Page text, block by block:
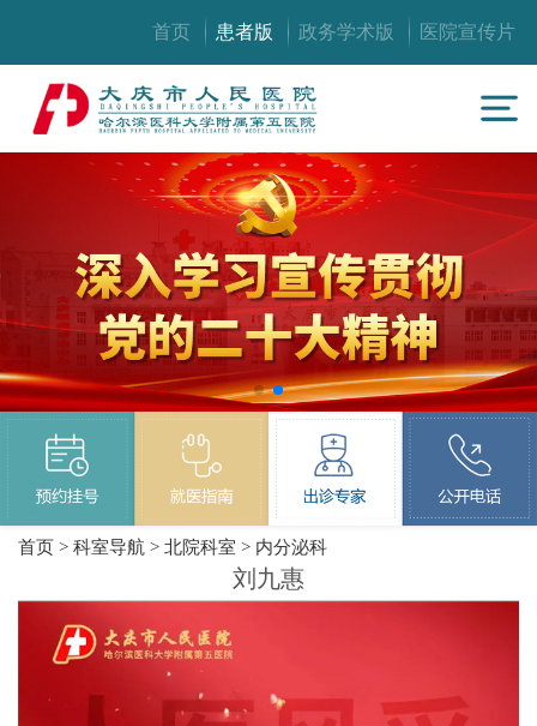
首页 患者版 政务学术版 医院宣传片
首页 >科室导航 >北院科室 > 内分泌科
刘九惠